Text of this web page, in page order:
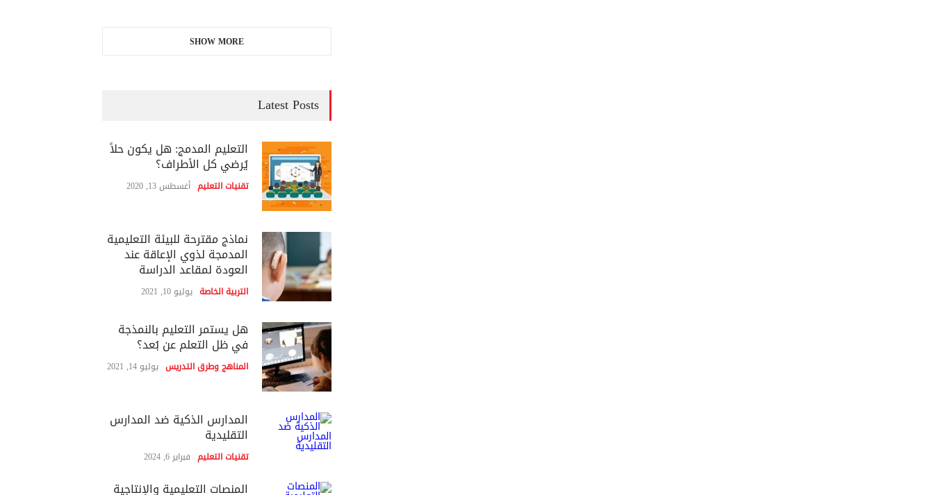
SHOW MORE
Latest Posts
التعليم المدمج: هل يكون حلاً
يُرضي كل الأطراف؟
تقنيات التعليم أغسطس 13, 2020
نماذج مقترحة للبيئة التعليمية
المدمجة لذوي الإعاقة عند
العودة لمقاعد الدراسة
التربية الخاصة يوليو 10, 2021
هل يستمر التعليم بالنمذجة
في ظل التعلم عن بُعد؟
المناهج وطرق التدريس يوليو 14, 2021
المدارس الذكية ضد المدارس
التقليدية
تقنيات التعليم فبراير 6, 2024
المنصات التعليمية والإنتاجية